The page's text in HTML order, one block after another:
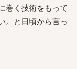
巻く技術をもって
。と日頃から言っ